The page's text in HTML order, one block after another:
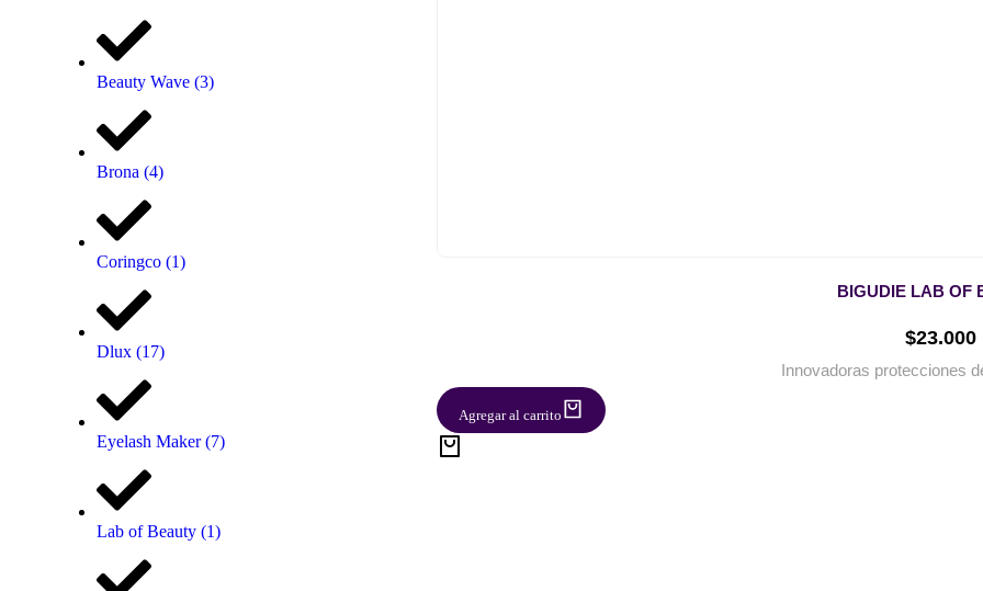
Beauty Wave (3)
Brona (4)
Coringco (1)
Dlux (17)
Eyelash Maker(7)
Lab of Beauty (1)
BIGUDIE LAB OF
$23.000
Innovadoras protecciones
Agregar al carrito